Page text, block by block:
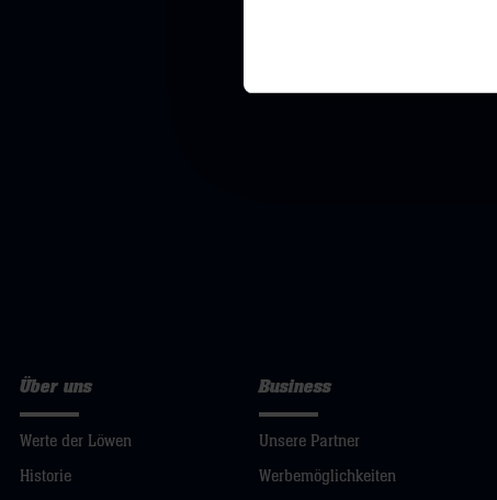
Über uns
Werte der Löwen
Historie
Business
Unsere Partner
Werbemöglichkeiten